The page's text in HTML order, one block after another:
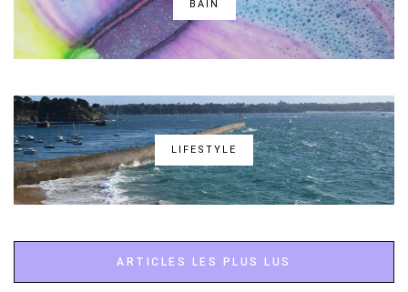
BAIN
LIFESTYLE
ARTICLES LES PLUS LUS